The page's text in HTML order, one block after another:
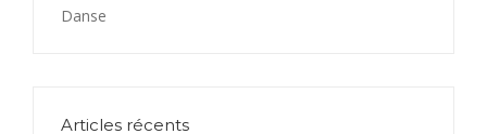
Danse
Articles récents